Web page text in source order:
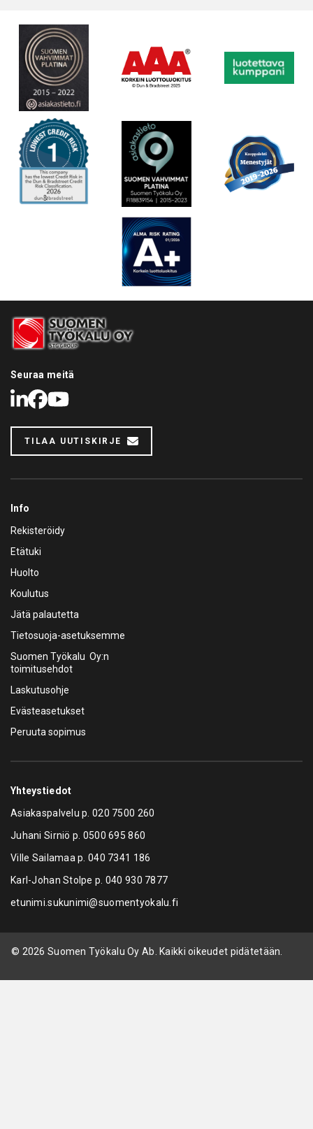
Seuraa meitä
LinkedIn
Facebook
Youtube
TILAA UUTISKIRJE
Info
Rekisteröidy
Etätuki
Huolto
Koulutus
Jätä palautetta
Tietosuoja-asetuksemme
Suomen Työkalu Oy:n
toimitusehdot
Laskutusohje
Evästeasetukset
Peruuta sopimus
Yhteystiedot
Asiakaspalvelu p.020 7500 260
Juhani Sirniö p. 0500 695 860
Ville Sailamaa p.040 7341 186
Karl-Johan Stolpe p. 040 930 7877
etunimi.sukunimi@suomentyokalu.fi
© 2026 Suomen Työkalu Oy Ab. Kaikki oikeudet pidätetään.